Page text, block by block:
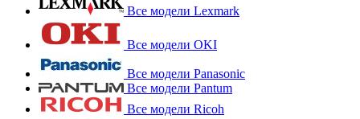
Все модели Lexmark
Все модели OKI
Все модели Panasonic
Все модели Pantum
Все модели Ricoh